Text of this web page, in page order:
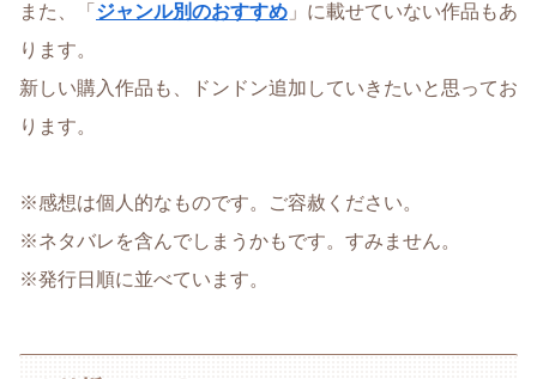
また、「 ジャンル別のおすすめ 」に載せていない作品もあ
ります。
新しい購入作品も、ドンドン追加していきたいと思ってお
ります。
※感想は個人的なものです。ご容赦ください。
※ネタバレを含んでしまうかもです。すみません。
※発行日順に並べています。